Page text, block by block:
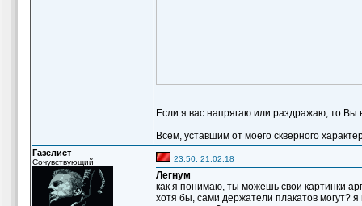
Если я вас напрягаю или раздражаю, то Вы
Всем, уставшим от моего скверного
Газелист
Сочувствующий 23:50, 21.02.18
Легнум
как я понимаю, ты можешь свои картинки
хотя бы, сами держатели плакатов могут?